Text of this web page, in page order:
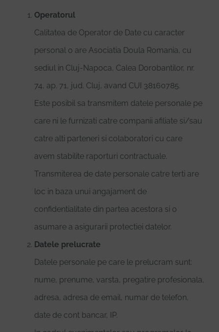
Operatorul
Calitatea de Operator de Date cu caracter
personal o are Asociatia Doula Romania, cu
sediul in Cluj-Napoca, Calea Dorobantilor, nr.
74, ap. 71, jud. Cluj, avand CUI 38160785.
Este posibil sa transmitem datele personale pe
care ni le furnizati catre companii afiliate si/sau
catre alti parteneri si colaboratori cu care
avem stabilite raporturi contractuale.
Transmiterea de date personale catre terti are
loc in baza unui angajament de
confidentialitate din partea acestora si o
asumare a asigurarii protectiei datelor.
Datele prelucrate
Datele personale pe care le prelucram sunt:
nume, prenume, varsta, pregatire profesionala,
adresa, adresa de email, numar de telefon,
date de cont bancar, IP.